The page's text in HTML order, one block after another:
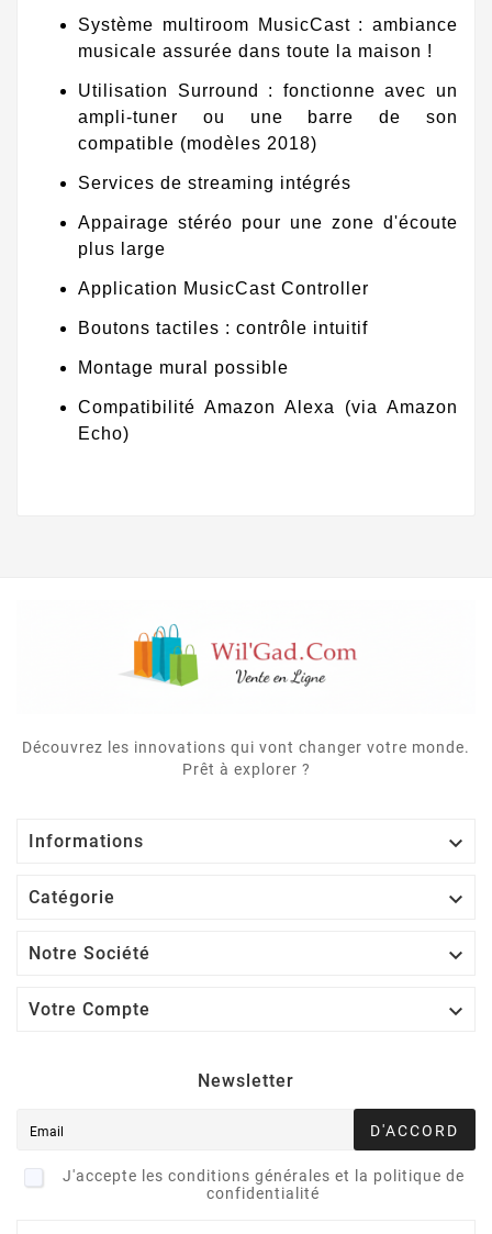
Système multiroom MusicCast : ambiance
musicale assurée dans toute la maison !
Utilisation Surround
: fonctionne avec un
ampli-tuner ou une barre de son
compatible (modèles 2018)
Services de streaming intégrés
Appairage stéréo pour une zone d'écoute
plus large
Application MusicCast Controller
Boutons tactiles : contrôle intuitif
Montage mural possible
Compatibilité Amazon Alexa (via Amazon
Echo)
Découvrez les innovations qui vont changer votre monde.
Prêt à explorer ?
Informations 
Catégorie 
Notre Société 
Votre Compte 
Newsletter
D'ACCORD
J'accepte les conditions générales et la politique de
confidentialité